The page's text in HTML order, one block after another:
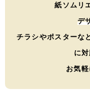
紙ソムリ
デ
チラシやポスターな
に
お気軽